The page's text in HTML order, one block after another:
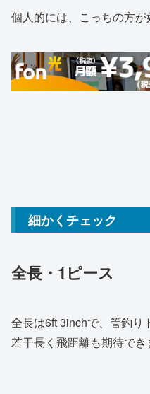
個人的には、こっちの方が
細かくチェック
全長・1ピース
全長は6ft 3inchで、管釣り
若干長く飛距離も期待でき